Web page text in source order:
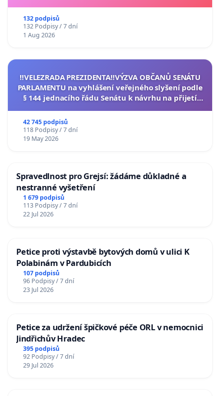
132 podpisů
132 Podpisy / 7 dní
1 Aug 2026
‼️VELEZRADA PREZIDENTA‼️VÝZVA OBČANŮ SENÁTU
PARLAMENTU na vyhlášení veřejného slyšení podle
§ 144 jednacího řádu Senátu k návrhu na přijetí
42 745 podpisů
118 Podpisy / 7 dní
19 May 2026
Spravedlnost pro Grejsí: žádáme důkladné a
nestranné vyšetření
1 679 podpisů
113 Podpisy / 7 dní
22 Jul 2026
Petice proti výstavbě bytových domů v ulici K
Polabinám v Pardubicích
107 podpisů
96 Podpisy / 7 dní
23 Jul 2026
Petice za udržení špičkové péče ORL v nemocnici
Jindřichův Hradec
395 podpisů
92 Podpisy / 7 dní
29 Jul 2026